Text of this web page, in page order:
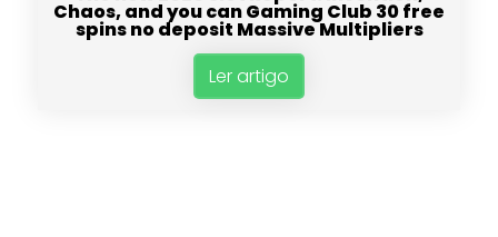
Chaos, and you can Gaming Club 30 free
spins no deposit Massive Multipliers
Ler artigo